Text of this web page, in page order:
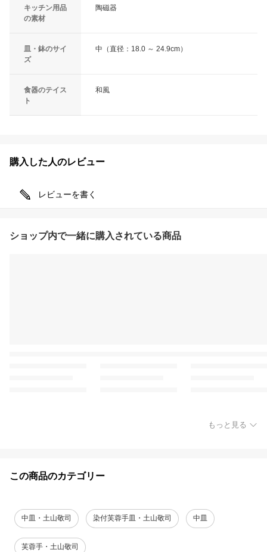
キッチン用品
の素材
陶磁器
皿・鉢のサイ
ズ
中（直径：18.0 ～ 24.9cm）
食器のテイス
ト
和風
購入した人のレビュー
レビューを書く
ショップ内で一緒に購入されている商品
もっと見る
この商品のカテゴリー
中皿・土山敬司 染付芙蓉手皿・土山敬司 中皿
芙蓉手・土山敬司